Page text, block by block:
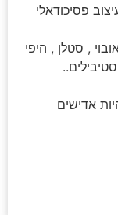
פסיכודאלי
, סטלן , היפי
אדישים